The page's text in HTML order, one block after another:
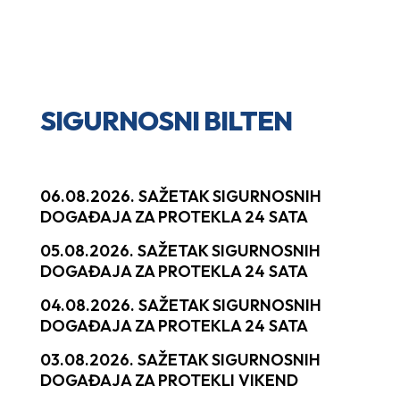
SIGURNOSNI BILTEN
06.08.2026. SAŽETAK SIGURNOSNIH
DOGAĐAJA ZA PROTEKLA 24 SATA
05.08.2026. SAŽETAK SIGURNOSNIH
DOGAĐAJA ZA PROTEKLA 24 SATA
04.08.2026. SAŽETAK SIGURNOSNIH
DOGAĐAJA ZA PROTEKLA 24 SATA
03.08.2026. SAŽETAK SIGURNOSNIH
DOGAĐAJA ZA PROTEKLI VIKEND